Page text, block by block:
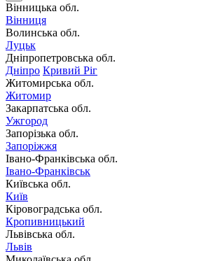
Вінницька обл.
Вінниця
Волинська обл.
Луцьк
Дніпропетровська обл.
Дніпро Кривий Ріг
Житомирська обл.
Житомир
Закарпатська обл.
Ужгород
Запорізька обл.
Запоріжжя
Івано-Франківська обл.
Івано-Франківськ
Київська обл.
Київ
Кіровоградська обл.
Кропивницький
Львівська обл.
Львів